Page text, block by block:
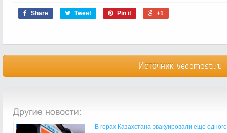
Share Tweet Pin it +1
Источник: vedomosti.ru
В горах Казахстана эвакуировали еще